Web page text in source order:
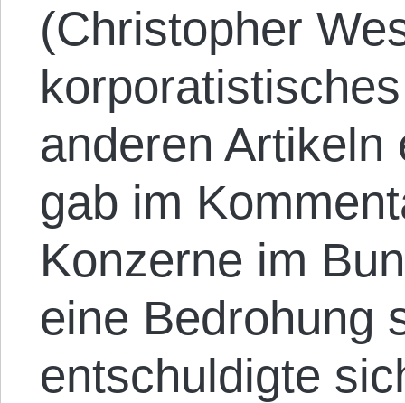
(Christopher
anderen
gab im
Konzerne im
eine Bedrohung
entschuldigte